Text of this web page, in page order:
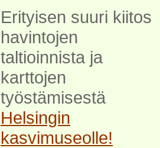
Erityisen suuri kiitos
havintojen
taltioinnista ja
karttojen
työstämisestä
Helsingin
kasvimuseolle!